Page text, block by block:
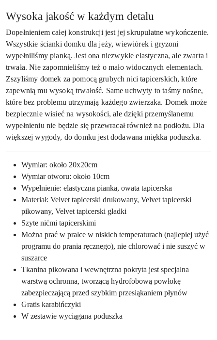
Wysoka jakość w każdym detalu
Dopełnieniem całej konstrukcji jest jej skrupulatne wykończenie.
Wszystkie ścianki domku dla jeży, wiewiórek i gryzoni
wypełniliśmy pianką. Jest ona niezwykle elastyczna, ale zwarta i
trwała. Nie zapomnieliśmy też o mało widocznych elementach.
Zszyliśmy domek za pomocą grubych nici tapicerskich, które
zapewnią mu wysoką trwałość. Same uchwyty to taśmy nośne,
które bez problemu utrzymają każdego zwierzaka. Domek może
bezpiecznie wisieć na wysokości, ale dzięki przemyślanemu
wypełnieniu nie będzie się przewracał również na podłożu. Dla
większej wygody, do domku jest dodawana miękka poduszka.
Wymiar: około 20x20cm
Wymiar otworu: około 10cm
Wypełnienie: elastyczna pianka, owata tapicerska
Materiał: Velvet tapicerski drukowany, Velvet tapicerski
pikowany, Velvet tapicerski gładki
Szyte nićmi tapicerskimi
Można prać w pralce w niskich temperaturach (najlepiej użyć
programu do prania ręcznego), nie chlorować i nie suszyć w
suszarce
Tkanina pikowana i wewnętrzna pokryta jest specjalna
warstwą ochronna, tworzącą hydrofobową powłokę
zabezpieczającą przed szybkim przesiąkaniem płynów
Gratis karabińczyki
W zestawie wyciągana poduszka